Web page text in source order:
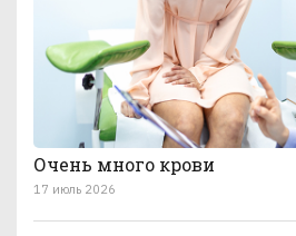
Очень много крови
17 июль 2026